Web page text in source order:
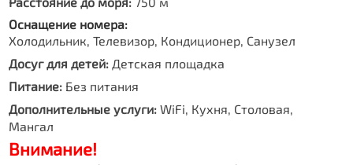
Оснащение номера:
Холодильник, Телевизор, Кондиционер, Санузел
Досуг для детей: Детская площадка
Питание: Без питания
Дополнительные услуги: WiFi, Кухня, Столовая,
Мангал
Внимание!